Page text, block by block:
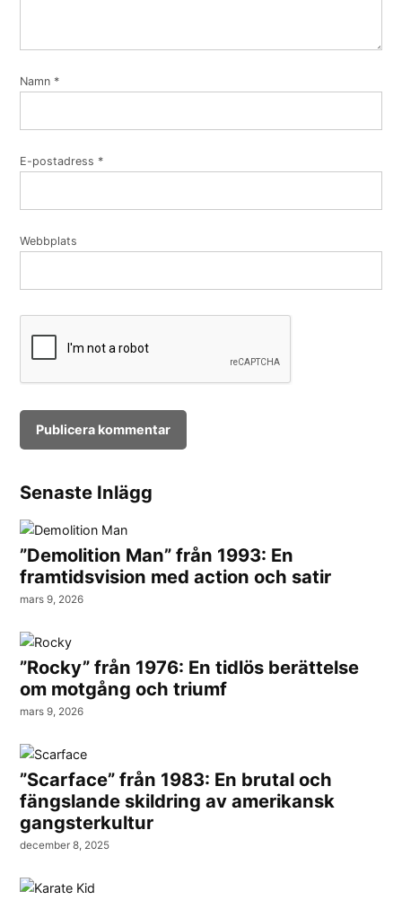
Namn *
E-postadress *
Webbplats
Senaste Inlägg
”Demolition Man” från 1993: En
framtidsvision med action och satir
mars 9, 2026
”Rocky” från 1976: En tidlös berättelse
om motgång och triumf
mars 9, 2026
”Scarface” från 1983: En brutal och
fängslande skildring av amerikansk
gangsterkultur
december 8, 2025